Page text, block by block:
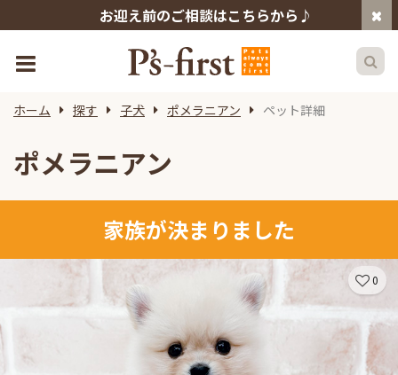
お迎え前のご相談はこちらから♪
ホーム 探す 子犬 ポメラニアン ペット詳細
ポメラニアン
家族が決まりました
0